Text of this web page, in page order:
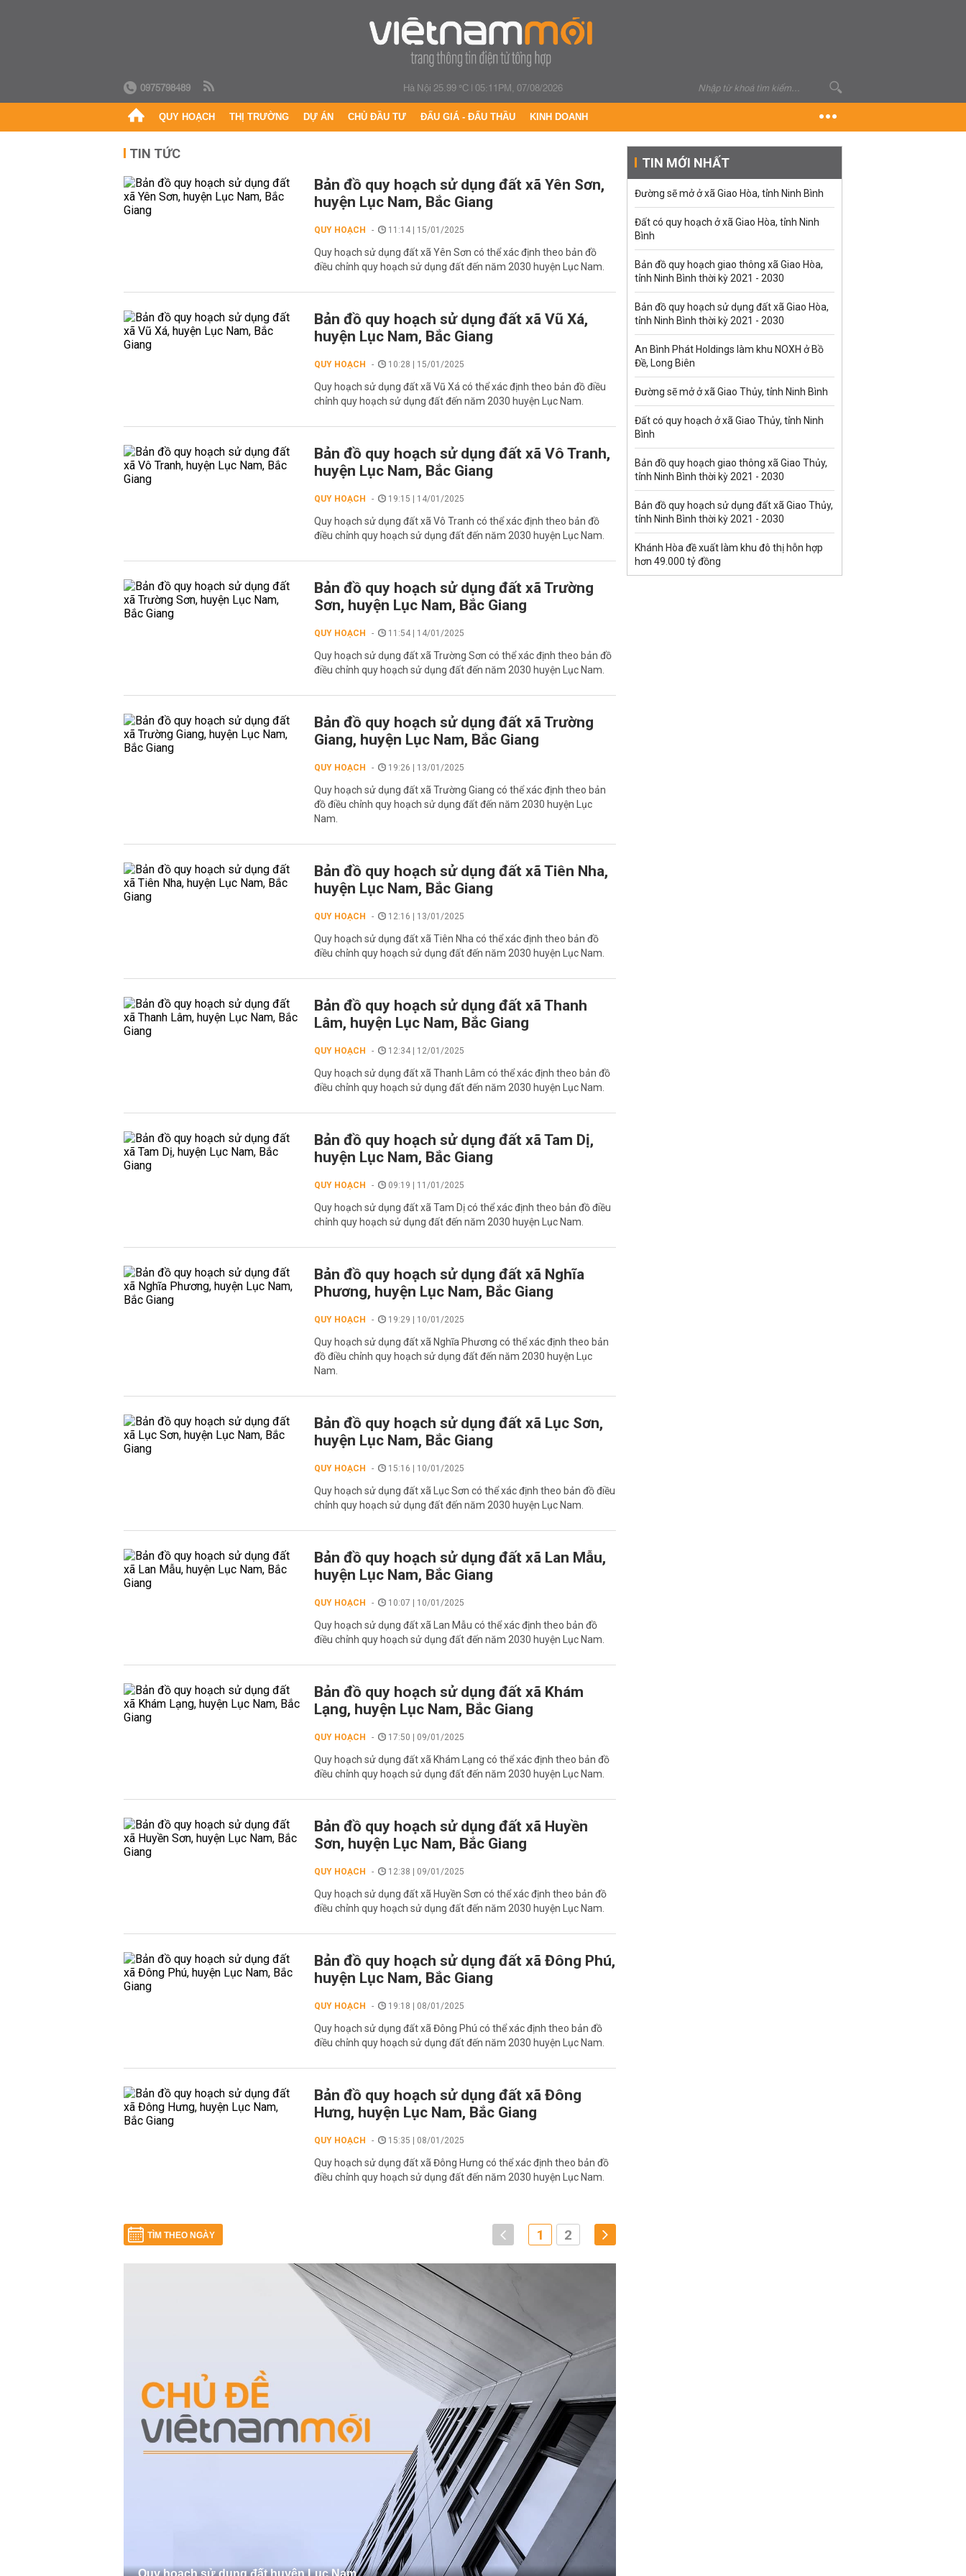
0975798489 Hà Nội 25.99 °C|05:11PM, 07/08/2026
QUY HOẠCH THỊ TRƯỜNG DỰ ÁN CHỦ ĐẦU TƯ ĐẤU GIÁ - ĐẤU THẦU KINH DOANH
TIN TỨC
Bản đồ quy hoạch sử dụng đất xã Yên Sơn,
huyện Lục Nam, Bắc Giang
QUY HOẠCH 11:14 | 15/01/2025
Quy hoạch sử dụng đất xã Yên Sơn có thể xác định theo bản đồ
điều chỉnh quy hoạch sử dụng đất đến năm 2030 huyện Lục Nam.
Bản đồ quy hoạch sử dụng đất xã Vũ Xá,
huyện Lục Nam, Bắc Giang
QUY HOẠCH 10:28 | 15/01/2025
Quy hoạch sử dụng đất xã Vũ Xá có thể xác định theo bản đồ điều
chỉnh quy hoạch sử dụng đất đến năm 2030 huyện Lục Nam.
Bản đồ quy hoạch sử dụng đất xã Vô Tranh,
huyện Lục Nam, Bắc Giang
QUY HOẠCH 19:15 | 14/01/2025
Quy hoạch sử dụng đất xã Vô Tranh có thể xác định theo bản đồ
điều chỉnh quy hoạch sử dụng đất đến năm 2030 huyện Lục Nam.
Bản đồ quy hoạch sử dụng đất xã Trường
Sơn, huyện Lục Nam, Bắc Giang
QUY HOẠCH 11:54 | 14/01/2025
Quy hoạch sử dụng đất xã Trường Sơn có thể xác định theo bản đồ
điều chỉnh quy hoạch sử dụng đất đến năm 2030 huyện Lục Nam.
Bản đồ quy hoạch sử dụng đất xã Trường
Giang, huyện Lục Nam, Bắc Giang
QUY HOẠCH 19:26 | 13/01/2025
Quy hoạch sử dụng đất xã Trường Giang có thể xác định theo bản
đồ điều chỉnh quy hoạch sử dụng đất đến năm 2030 huyện Lục
Nam.
Bản đồ quy hoạch sử dụng đất xã Tiên Nha,
huyện Lục Nam, Bắc Giang
QUY HOẠCH 12:16 | 13/01/2025
Quy hoạch sử dụng đất xã Tiên Nha có thể xác định theo bản đồ
điều chỉnh quy hoạch sử dụng đất đến năm 2030 huyện Lục Nam.
Bản đồ quy hoạch sử dụng đất xã Thanh
Lâm, huyện Lục Nam, Bắc Giang
QUY HOẠCH 12:34 | 12/01/2025
Quy hoạch sử dụng đất xã Thanh Lâm có thể xác định theo bản đồ
điều chỉnh quy hoạch sử dụng đất đến năm 2030 huyện Lục Nam.
Bản đồ quy hoạch sử dụng đất xã Tam Dị,
huyện Lục Nam, Bắc Giang
QUY HOẠCH 09:19 | 11/01/2025
Quy hoạch sử dụng đất xã Tam Dị có thể xác định theo bản đồ điều
chỉnh quy hoạch sử dụng đất đến năm 2030 huyện Lục Nam.
Bản đồ quy hoạch sử dụng đất xã Nghĩa
Phương, huyện Lục Nam, Bắc Giang
QUY HOẠCH 19:29 | 10/01/2025
Quy hoạch sử dụng đất xã Nghĩa Phương có thể xác định theo bản
đồ điều chỉnh quy hoạch sử dụng đất đến năm 2030 huyện Lục
Nam.
Bản đồ quy hoạch sử dụng đất xã Lục Sơn,
huyện Lục Nam, Bắc Giang
QUY HOẠCH 15:16 | 10/01/2025
Quy hoạch sử dụng đất xã Lục Sơn có thể xác định theo bản đồ điều
chỉnh quy hoạch sử dụng đất đến năm 2030 huyện Lục Nam.
Bản đồ quy hoạch sử dụng đất xã Lan Mẫu,
huyện Lục Nam, Bắc Giang
QUY HOẠCH 10:07 | 10/01/2025
Quy hoạch sử dụng đất xã Lan Mẫu có thể xác định theo bản đồ
điều chỉnh quy hoạch sử dụng đất đến năm 2030 huyện Lục Nam.
Bản đồ quy hoạch sử dụng đất xã Khám
Lạng, huyện Lục Nam, Bắc Giang
QUY HOẠCH 17:50 | 09/01/2025
Quy hoạch sử dụng đất xã Khám Lạng có thể xác định theo bản đồ
điều chỉnh quy hoạch sử dụng đất đến năm 2030 huyện Lục Nam.
Bản đồ quy hoạch sử dụng đất xã Huyền
Sơn, huyện Lục Nam, Bắc Giang
QUY HOẠCH 12:38 | 09/01/2025
Quy hoạch sử dụng đất xã Huyền Sơn có thể xác định theo bản đồ
điều chỉnh quy hoạch sử dụng đất đến năm 2030 huyện Lục Nam.
Bản đồ quy hoạch sử dụng đất xã Đông Phú,
huyện Lục Nam, Bắc Giang
QUY HOẠCH 19:18 | 08/01/2025
Quy hoạch sử dụng đất xã Đông Phú có thể xác định theo bản đồ
điều chỉnh quy hoạch sử dụng đất đến năm 2030 huyện Lục Nam.
Bản đồ quy hoạch sử dụng đất xã Đông
Hưng, huyện Lục Nam, Bắc Giang
QUY HOẠCH 15:35 | 08/01/2025
Quy hoạch sử dụng đất xã Đông Hưng có thể xác định theo bản đồ
điều chỉnh quy hoạch sử dụng đất đến năm 2030 huyện Lục Nam.
TÌM THEO NGÀY 1 2
Quy hoạch sử dụng đất huyện Lục Nam
TIN MỚI NHẤT
Đường sẽ mở ở xã Giao Hòa, tỉnh Ninh Bình
Đất có quy hoạch ở xã Giao Hòa, tỉnh Ninh
Bình
Bản đồ quy hoạch giao thông xã Giao Hòa,
tỉnh Ninh Bình thời kỳ 2021 - 2030
Bản đồ quy hoạch sử dụng đất xã Giao Hòa,
tỉnh Ninh Bình thời kỳ 2021 - 2030
An Bình Phát Holdings làm khu NOXH ở Bồ
Đề, Long Biên
Đường sẽ mở ở xã Giao Thủy, tỉnh Ninh Bình
Đất có quy hoạch ở xã Giao Thủy, tỉnh Ninh
Bình
Bản đồ quy hoạch giao thông xã Giao Thủy,
tỉnh Ninh Bình thời kỳ 2021 - 2030
Bản đồ quy hoạch sử dụng đất xã Giao Thủy,
tỉnh Ninh Bình thời kỳ 2021 - 2030
Khánh Hòa đề xuất làm khu đô thị hỗn hợp
hơn 49.000 tỷ đồng